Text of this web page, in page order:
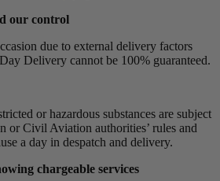
our control
due to external delivery factors
Delivery cannot be 100% guaranteed.
or hazardous substances are subject
or Civil Aviation authorities’ rules and
a day in despatch and delivery.
chargeable services